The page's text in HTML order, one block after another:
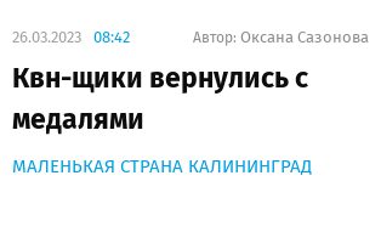
26.03.2023 08:42 Автор: Оксана Сазонова
Квн-щики вернулись с
медалями
МАЛЕНЬКАЯ СТРАНА КАЛИНИНГРАД